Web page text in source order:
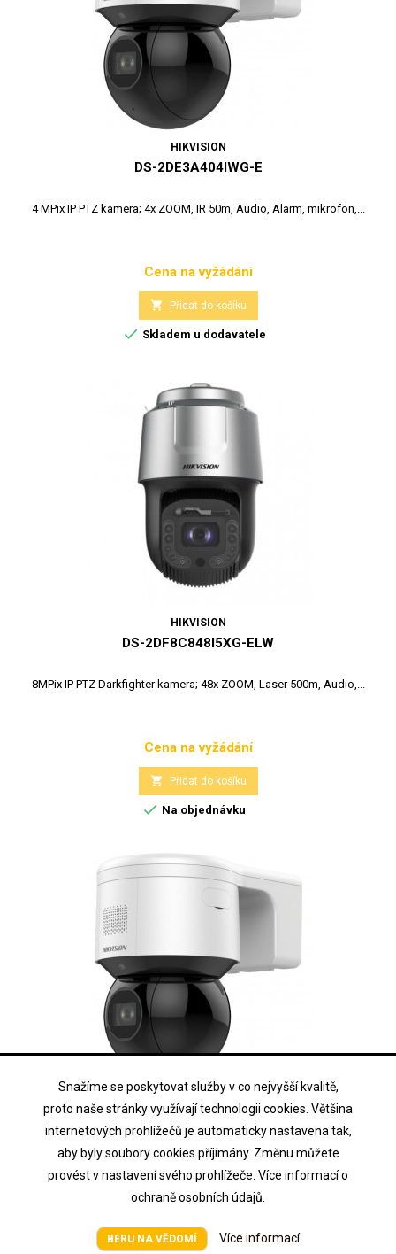
Snažíme se poskytovat služby v co nejvyšší kvalitě,
proto naše stránky využívají technologii cookies. Většina
internetových prohlížečů je automaticky nastavena tak,
aby byly soubory cookies příjímány. Změnu můžete
provést v nastavení svého prohlížeče. Více informací o
ochraně osobních údajů.
BERU NA VĚDOMÍ Více informací
HIKVISION
DS-2DE3A404IWG-E
4 MPix IP PTZ kamera; 4x ZOOM, IR 50m, Audio, Alarm, mikrofon,...
Cena
Cena na vyžádání
 Přidat do košíku
 Skladem u dodavatele
HIKVISION
DS-2DF8C848I5XG-ELW
8MPix IP PTZ Darkfighter kamera; 48x ZOOM, Laser 500m, Audio,...
Cena
Cena na vyžádání
 Přidat do košíku
 Na objednávku
HIKVISION
DS-2DE3A404IWG-E/W
4MPix IP PTZ kamera; 4x ZOOM, IR 50m, Audio, Alarm, mikrofon,...
Cena